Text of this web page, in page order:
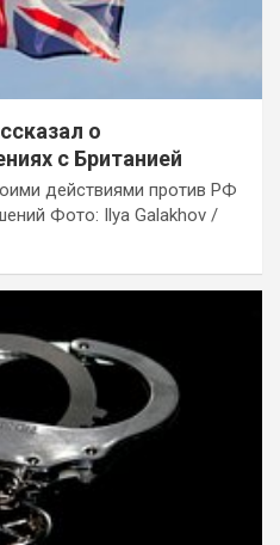
о
с Британией
действиями против РФ
Фото: Ilya Galakhov /